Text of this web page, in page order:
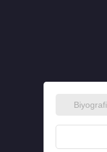
Biyografi